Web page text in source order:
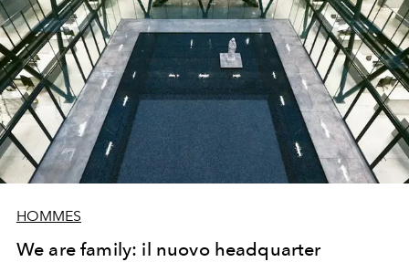
HOMMES
We are family: il nuovo headquarter